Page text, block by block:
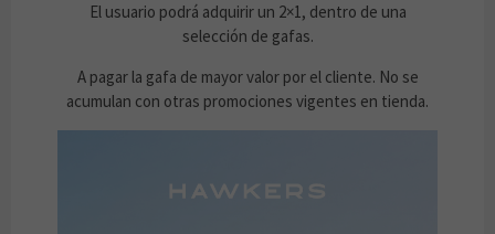
El usuario podrá adquirir un 2×1, dentro de una
selección de gafas.
A pagar la gafa de mayor valor por el cliente. No se
acumulan con otras promociones vigentes en tienda.